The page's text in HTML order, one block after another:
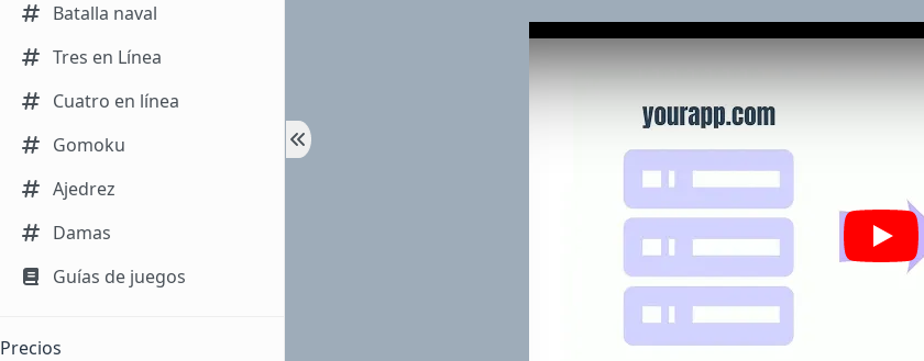
Batalla naval
Tres en Línea
Cuatro en línea
Gomoku
Ajedrez
Damas
Guías de juegos
Precios